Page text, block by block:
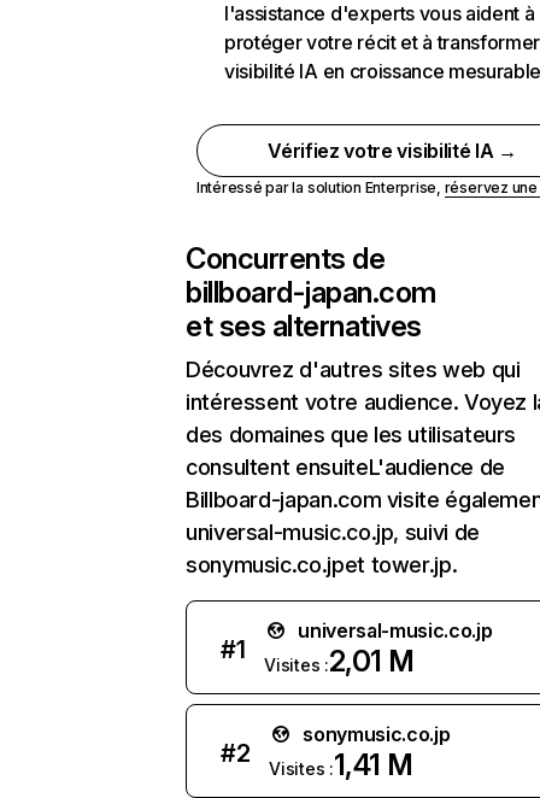
l'assistance d'experts vous aident à
protéger votre récit et à
visibilité IA en croissance
Vérifiez votre visibilité IA →
Intéressé par la solution Enterprise, réservez
Concurrents de
billboard-japan.com
et ses alternatives
Découvrez d'autres sites web qui
intéressent votre audience. Voyez
des domaines que les utilisateurs
consultent ensuiteL'audience de
Billboard-japan.com visite
universal-music.co.jp, suivi de
sonymusic.co.jpet tower.jp.
#1
universal-music.co.jp
Visites :2,01 M
#2
sonymusic.co.jp
Visites :1,41 M